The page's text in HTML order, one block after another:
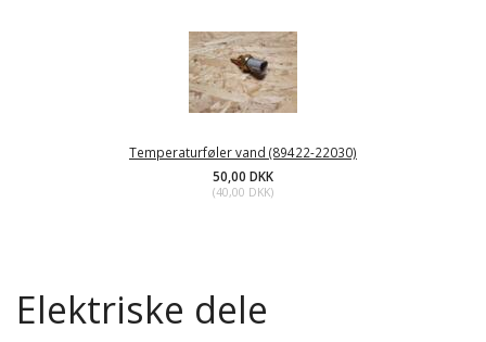
Temperaturføler vand (89422-22030)
50,00 DKK
(40,00 DKK)
Elektriske dele